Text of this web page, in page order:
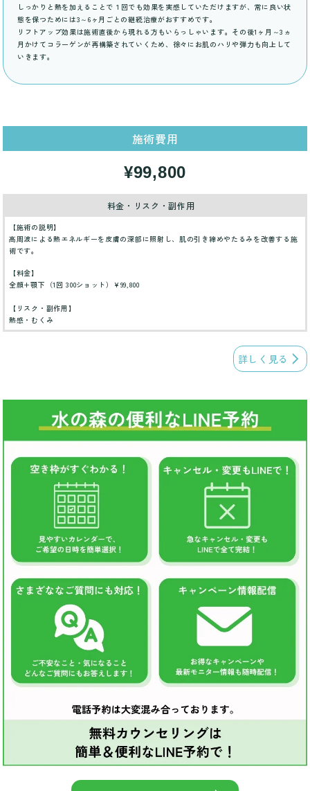
しっかりと熱を加えることで１回でも効果を実感していただけますが、常に良い状
態を保つためには3～6ヶ月ごとの継続治療がおすすめです。
リフトアップ効果は施術直後から現れる方もいらっしゃいます。その後1ヶ月～3ヵ
月かけてコラーゲンが再構築されていくため、徐々にお肌のハリや弾力も向上して
いきます。
施術費用
¥99,800
料金・リスク・副作用
【施術の説明】
高周波による熱エネルギーを皮膚の深部に照射し、肌の引き締めやたるみを改善する施
術です。
【料金】
全顔+顎下（1回 300ショット）¥99,800
【リスク・副作用】
熱感・むくみ
詳しく見る